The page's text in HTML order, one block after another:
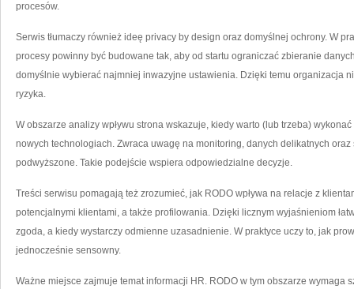
procesów.
Serwis tłumaczy również ideę privacy by design oraz domyślnej ochrony. W
procesy powinny być budowane tak, aby od startu ograniczać zbieranie
domyślnie wybierać najmniej inwazyjne ustawienia. Dzięki temu organizacja
ryzyka.
W obszarze analizy wpływu strona wskazuje, kiedy warto (lub trzeba)
nowych technologiach. Zwraca uwagę na monitoring, danych delikatnych
podwyższone. Takie podejście wspiera odpowiedzialne decyzje.
Treści serwisu pomagają też zrozumieć, jak RODO wpływa na relacje z
potencjalnymi klientami, a także profilowania. Dzięki licznym wyjaśnieniom
zgoda, a kiedy wystarczy odmienne uzasadnienie. W praktyce uczy to, jak
jednocześnie sensowny.
Ważne miejsce zajmuje temat informacji HR. RODO w tym obszarze wymaga